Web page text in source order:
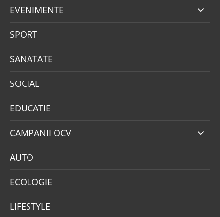
EVENIMENTE
SPORT
SANATATE
SOCIAL
EDUCATIE
CAMPANII OCV
AUTO
ECOLOGIE
LIFESTYLE